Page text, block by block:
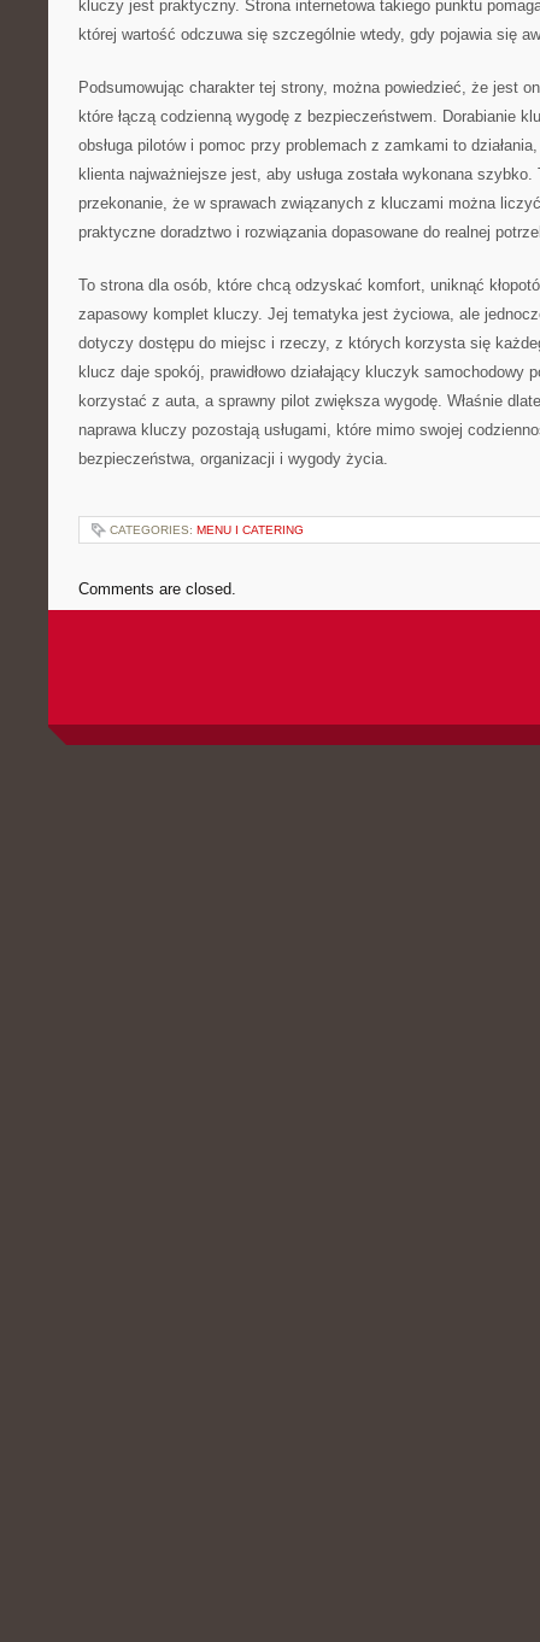
kluczy jest praktyczny. Strona internetowa takiego punktu
której wartość odczuwa się szczególnie wtedy, gdy pojawia się
Podsumowując charakter tej strony, można powiedzieć, że jest
które łączą codzienną wygodę z bezpieczeństwem. Dorabianie
obsługa pilotów i pomoc przy problemach z zamkami to
klienta najważniejsze jest, aby usługa została wykonana
przekonanie, że w sprawach związanych z kluczami można
praktyczne doradztwo i rozwiązania dopasowane do realnej
To strona dla osób, które chcą odzyskać komfort, uniknąć
zapasowy komplet kluczy. Jej tematyka jest życiowa, ale
dotyczy dostępu do miejsc i rzeczy, z których korzysta się
klucz daje spokój, prawidłowo działający kluczyk samochodowy
korzystać z auta, a sprawny pilot zwiększa wygodę. Właśnie
naprawa kluczy pozostają usługami, które mimo swojej
bezpieczeństwa, organizacji i wygody życia.
CATEGORIES: MENU I CATERING
Comments are closed.